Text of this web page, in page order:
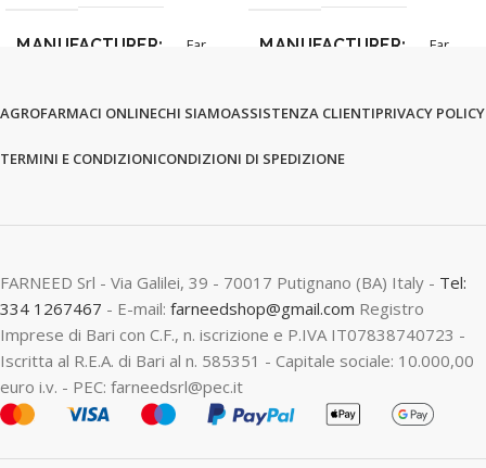
MANUFACTURER Far MANUFACTURER Far
AGROFARMACI ONLINECHI SIAMOASSISTENZA CLIENTIPRIVACY POLICY
TERMINI E CONDIZIONICONDIZIONI DI SPEDIZIONE
FARNEED Srl - Via Galilei, 39 - 70017 Putignano (BA) Italy - Tel:
334 1267467 - E-mail: farneedshop@gmail.com Registro
Imprese di Bari con C.F., n. iscrizione e P.IVA IT07838740723 -
Iscritta al R.E.A. di Bari al n. 585351 - Capitale sociale: 10.000,00
euro i.v. - PEC: farneedsrl@pec.it